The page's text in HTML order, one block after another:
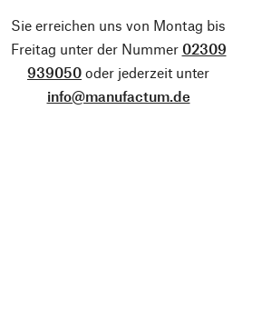
Sie erreichen uns von Montag bis
Freitag unter der Nummer 02309
939050 oder jederzeit unter
info@manufactum.de